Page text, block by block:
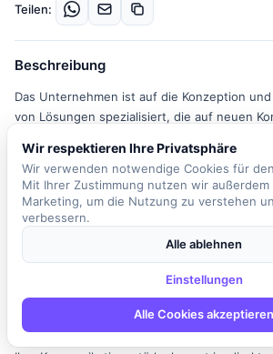
Teilen:
Beschreibung
Das Unternehmen ist auf die Konzeption
von Lösungen spezialisiert, die auf neuen
Consultant im Bereich IT Sicherheit sind Sie
dynamischen Teams, das sich mit der
Risikoanalysen und Sicherheitsbewertungen
Anwendungen befasst. Ihre Hauptaufgaben
Umsetzung von Compliance-Anforderungen
IT-Grundschutz, TISAX und NIST. Sie werden
operativen Begleitung der Implementierung
Governance- und Sicherheitsstrukturen
unterstützen Sie bei Audits und internen
Dokumentationen, Nachweise und Audit-
Wir respektieren Ihre Privatsphäre
Wir verwenden notwendige Cookies für
Mit Ihrer Zustimmung nutzen wir außerdem
Marketing, um die Nutzung zu verstehen
verbessern.
Alle ablehnen
Einstellungen
Alle Cookies akzeptieren